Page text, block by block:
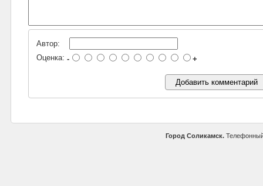
Автор:
Оценка: - +
Город Соликамск.